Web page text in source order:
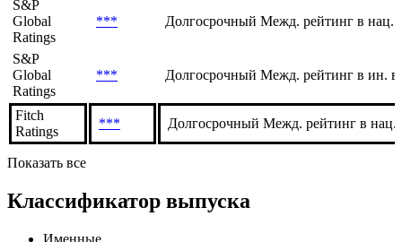
Moody's
Investors
Service
***
Долгосрочный Межд. рейтинг в ин.
S&P
Global
Ratings
*** Долгосрочный Межд. рейтинг в нац.
S&P
Global
Ratings